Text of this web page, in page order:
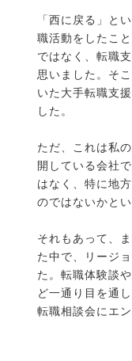
「西に戻る」と
職活動をしたこ
ではなく、転職
思いました。そ
いた大手転職支
した。
ただ、これは私
開している会社
はなく、特に地
のではないかと
それもあって、
た中で、リージ
た。転職体験談
ど一通り目を通
転職相談会にエ